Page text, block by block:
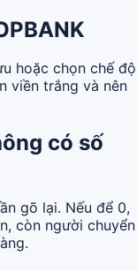
hoặc chọn chế độ
viền trắng và nên
có số
gõ lại. Nếu để 0,
còn người chuyển